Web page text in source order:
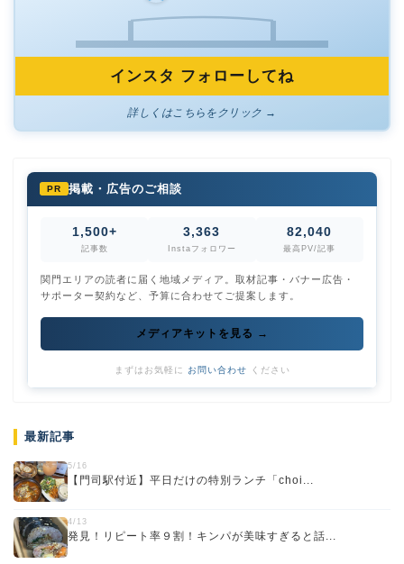
インスタ フォローしてね
詳しくはこちらをクリック →
PR 掲載・広告のご相談
1,500+
記事数
3,363
Instaフォロワー
82,040
最高PV/記事
関門エリアの読者に届く地域メディア。取材記事・バナー広告・
サポーター契約など、予算に合わせてご提案します。
メディアキットを見る →
まずはお気軽に お問い合わせ ください
最新記事
5/16
【門司駅付近】平日だけの特別ランチ「choi...
4/13
発見！リピート率９割！キンパが美味すぎると話...